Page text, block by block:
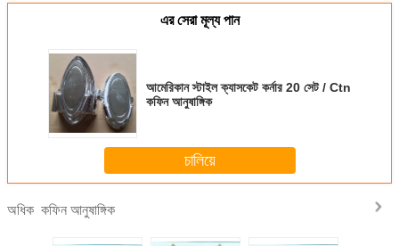
এর সেরা মূল্য পান
আমেরিকান স্টাইল ক্যাসকেট কর্নার 20 সেট / Ctn
কফিন আনুষাঙ্গিক
চালিয়ে
অধিক কফিন আনুষাঙ্গিক